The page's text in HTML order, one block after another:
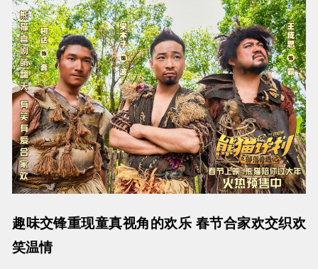
趣味交锋重现童真视角的欢乐 春节合家欢交织欢
笑温情